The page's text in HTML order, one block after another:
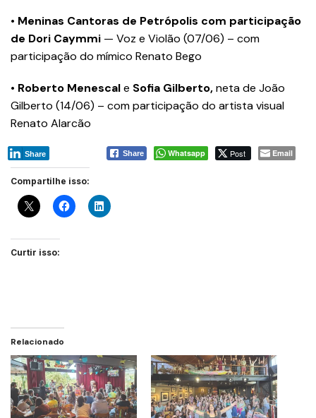
• Meninas Cantoras de Petrópolis com participação
de Dori Caymmi — Voz e Violão (07/06) – com
participação do mímico Renato Bego
• Roberto Menescale Sofia Gilberto,neta de João
Gilberto (14/06) – com participação do artista visual
Renato Alarcão
Share Whatsapp Post Email
Share
Compartilhe isso:
Curtir isso:
Relacionado